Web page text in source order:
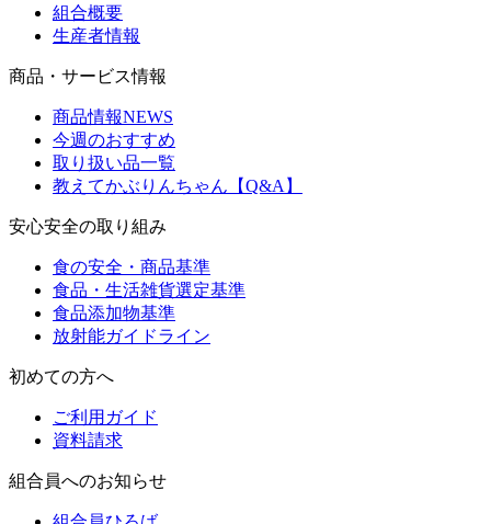
組合概要
生産者情報
商品・サービス情報
商品情報NEWS
今週のおすすめ
取り扱い品一覧
教えてかぶりんちゃん【Q&A】
安心安全の取り組み
食の安全・商品基準
食品・生活雑貨選定基準
食品添加物基準
放射能ガイドライン
初めての方へ
ご利用ガイド
資料請求
組合員へのお知らせ